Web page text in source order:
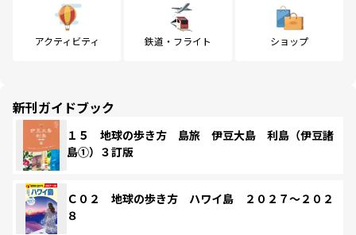
アクティビティ 鉄道・フライト ショップ
新刊ガイドブック
１５ 地球の歩き方 島旅 伊豆大島 利島（伊豆諸
島①）３訂版
Ｃ０２ 地球の歩き方 ハワイ島 ２０２７～２０２
８